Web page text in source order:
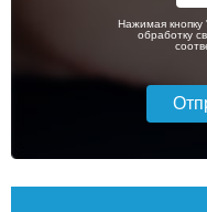
Нажимая кнопку
обработку